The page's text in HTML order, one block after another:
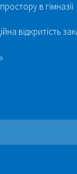
в гімназії
відкритість